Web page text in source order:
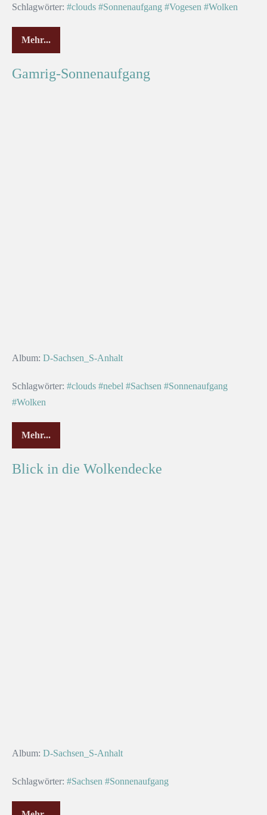
Schlagwörter: #clouds #Sonnenaufgang #Vogesen #Wolken
Mehr...
Gamrig-Sonnenaufgang
Album: D-Sachsen_S-Anhalt
Schlagwörter: #clouds #nebel #Sachsen #Sonnenaufgang
#Wolken
Mehr...
Blick in die Wolkendecke
Album: D-Sachsen_S-Anhalt
Schlagwörter: #Sachsen #Sonnenaufgang